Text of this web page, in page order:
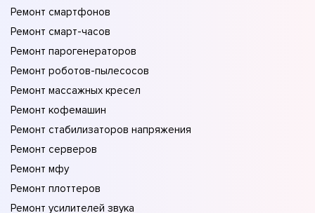
Ремонт смартфонов
Ремонт смарт-часов
Ремонт парогенераторов
Ремонт роботов-пылесосов
Ремонт массажных кресел
Ремонт кофемашин
Ремонт стабилизаторов напряжения
Ремонт серверов
Ремонт мфу
Ремонт плоттеров
Ремонт усилителей звука